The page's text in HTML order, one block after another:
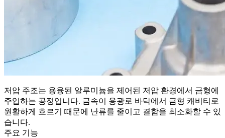
저압 주조는 용융된 알루미늄을 제어된 저압 환경에서 금형에
주입하는 공정입니다. 금속이 용광로 바닥에서 금형 캐비티로
원활하게 흐르기 때문에 난류를 줄이고 결함을 최소화할 수 있
습니다.
주요 기능